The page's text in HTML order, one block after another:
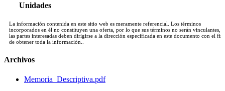
Unidades
La información contenida en este sitio web es meramente referencial. Los términos
incorporados en él no constituyen una oferta, por lo que sus términos no serán vinculantes, y
las partes interesadas deben dirigirse a la dirección especificada en este documento con el fin
de obtener toda la información..
Archivos
Memoria_Descriptiva.pdf